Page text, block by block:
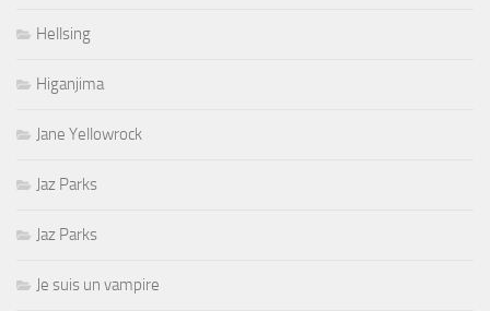
Hellsing
Higanjima
Jane Yellowrock
Jaz Parks
Jaz Parks
Je suis un vampire